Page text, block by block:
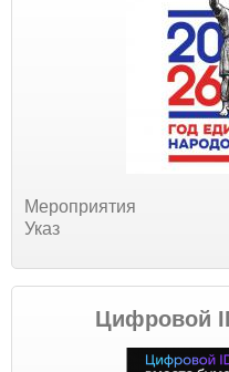
Мероприятия
Указ
Цифровой